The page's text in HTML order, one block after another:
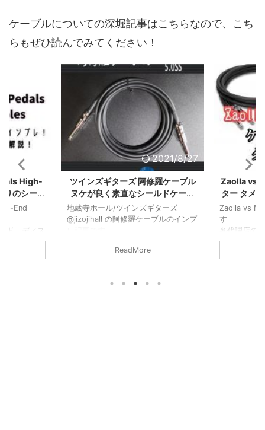
ケーブルについての深堀記事はこちらなので、こち
らもぜひ読んでみてください！
10/21
High-
のシール
は？
End
ド、ディス
なくクリー
2021/8/27
ツインズギターズ 阿修羅ケーブル
ヌケが良く素直なシールドケーブ
ル
地蔵寺ホール/ツインズギターズ
@jizojihall の阿修羅ケーブルのインプ
プラグもハンダもこだわりのもので
音もツヤ感がありマスキングされにく
いるのも狙いがあるのかなーと感じま
ReadMore
Zaolla vs
ター タメ
Zaolla vs
す
各代理店の
掛けたブラ